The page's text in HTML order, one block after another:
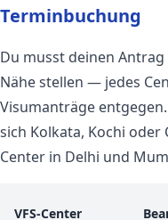
Terminbuchung
Du musst deinen
Nähe stellen — jedes
Visumanträge
sich Kolkata, Kochi
Center in Delhi und
VFS-Center